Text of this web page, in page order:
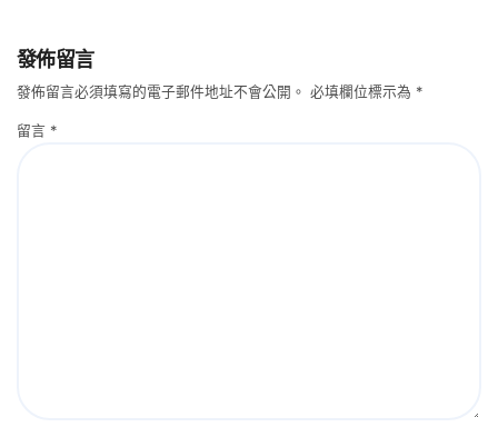
發佈留言
發佈留言必須填寫的電子郵件地址不會公開。 必填欄位標示為 *
留言 *